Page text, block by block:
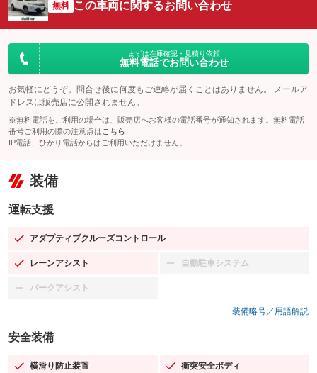
無料 この車両に関するお問い合わせ
まずは在庫確認・見積り依頼
無料電話でお問い合わせ
お気軽にどうぞ。問合せ後に何度もご連絡が届くことはありません。 メールア
ドレスは販売店に公開されません。
※無料電話をご利用の場合は、販売店へお客様の電話番号が通知されます。無料電話
番号ご利用の際の注意点は こちら
IP電話、ひかり電話からはご利用いただけません。
装備
運転支援
アダプティブクルーズコントロール
：装備あり
レーンアシスト
：装備あり 自動駐車システム
：装備なし
パークアシスト
：装備なし
装備略号／用語解説
安全装備
横滑り防止装置
：装備あり 衝突安全ボディ
：装備あり